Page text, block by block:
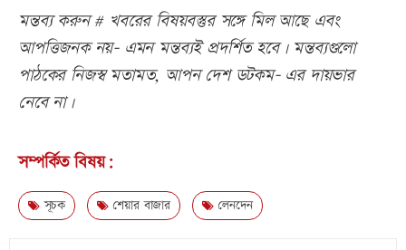
মন্তব্য করুন # খবরের বিষয়বস্তুর সঙ্গে মিল আছে এবং
আপত্তিজনক নয়- এমন মন্তব্যই প্রদর্শিত হবে। মন্তব্যগুলো
পাঠকের নিজস্ব মতামত, আপন দেশ ডটকম- এর দায়ভার
নেবে না।
সম্পর্কিত বিষয়:
সূচক শেয়ার বাজার লেনদেন